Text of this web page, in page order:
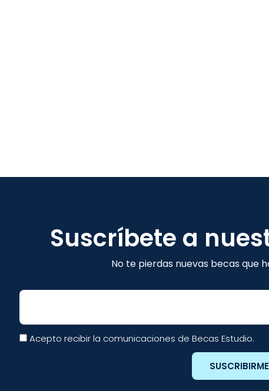
Suscríbete a
No te pierdas nuevas becas que
Email
Acepto recibir la comunicaciones de Becas Estudio.
SUSCRIBIRME